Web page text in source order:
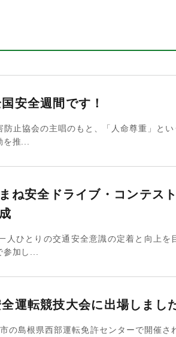
安全週間です！
防止協会の主唱のもと、「人命尊重」と
推...
ね安全ドライブ・コンテス
人ひとりの交通安全意識の定着と向上を
加し...
運転競技大会に出場しまし
の島根県西部運転免許センターで開催さ